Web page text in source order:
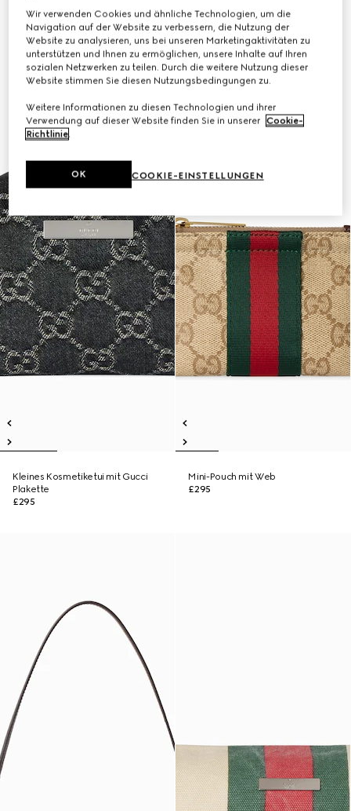
Kleines Kosmetiketui mit Gucci
Plakette
£295
Mini-Pouch mit Web
£295
Wir verwenden Cookies und ähnliche Technologien, um die
Navigation auf der Website zu verbessern, die Nutzung der
Website zu analysieren, uns bei unseren Marketingaktivitäten zu
unterstützen und Ihnen zu ermöglichen, unsere Inhalte auf Ihren
sozialen Netzwerken zu teilen. Durch die weitere Nutzung dieser
Website stimmen Sie diesen Nutzungsbedingungen zu.
Weitere Informationen zu diesen Technologien und ihrer
Verwendung auf dieser Website finden Sie in unserer Cookie-
Richtlinie.
COOKIE-EINSTELLUNGEN
OK